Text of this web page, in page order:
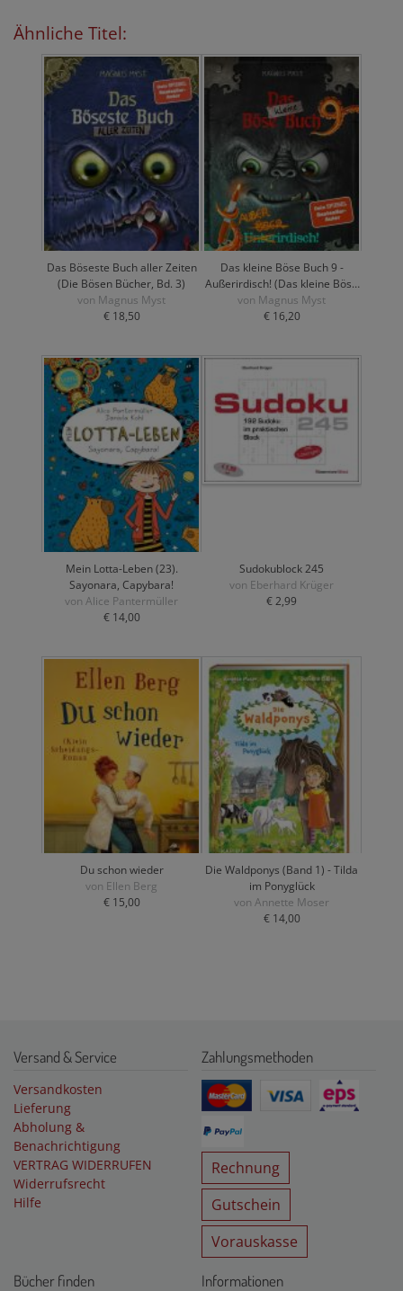
Ähnliche Titel:
Das Böseste Buch aller Zeiten
(Die Bösen Bücher, Bd. 3)
von Magnus Myst
€ 18,50
Das kleine Böse Buch 9 -
Außerirdisch! (Das kleine Böse
Buch, Bd. 9)
von Magnus Myst
€ 16,20
Mein Lotta-Leben (23).
Sayonara, Capybara!
von Alice Pantermüller
€ 14,00
Sudokublock 245
von Eberhard Krüger
€ 2,99
Du schon wieder
von Ellen Berg
€ 15,00
Die Waldponys (Band 1) - Tilda
im Ponyglück
von Annette Moser
€ 14,00
Versand & Service
Versandkosten
Lieferung
Abholung &
Benachrichtigung
VERTRAG WIDERRUFEN
Widerrufsrecht
Hilfe
Zahlungsmethoden
Rechnung
Gutschein
Vorauskasse
Bücher finden Informationen